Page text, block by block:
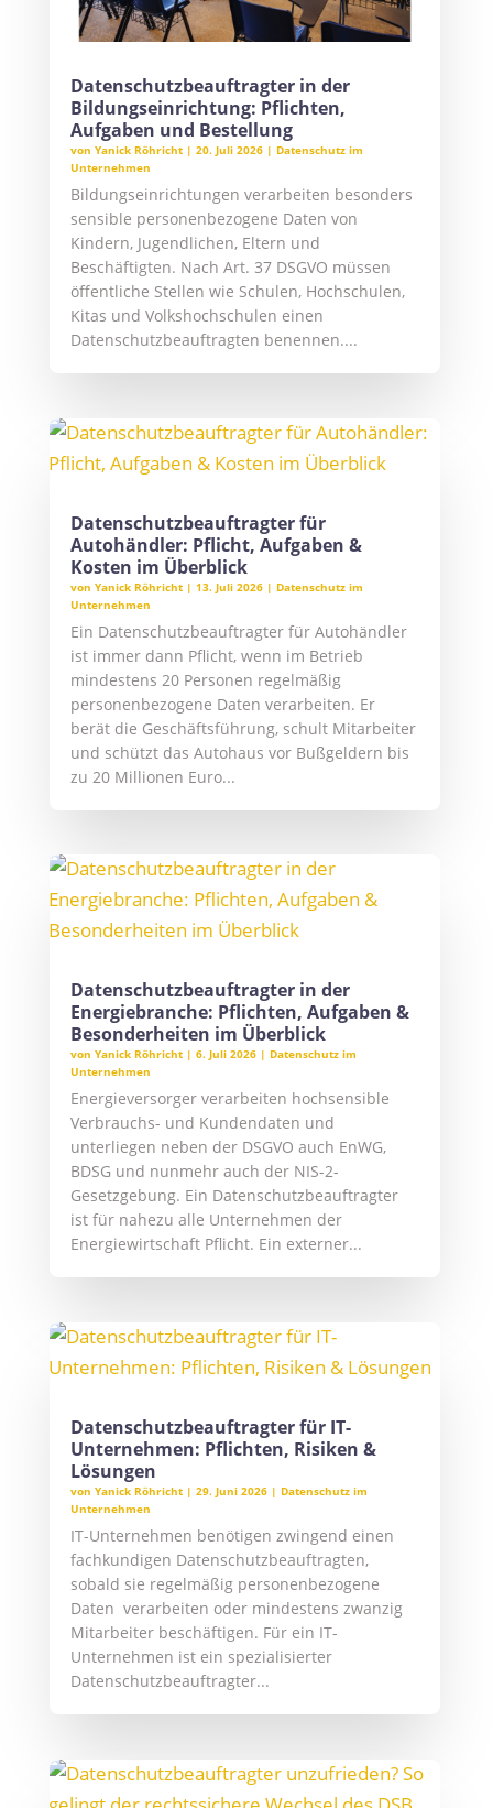
Datenschutzbeauftragter in der
Bildungseinrichtung: Pflichten,
Aufgaben und Bestellung
von Yanick Röhricht| 20. Juli 2026| Datenschutz im
Unternehmen
Bildungseinrichtungen verarbeiten besonders
sensible personenbezogene Daten von
Kindern, Jugendlichen, Eltern und
Beschäftigten. Nach Art. 37 DSGVO müssen
öffentliche Stellen wie Schulen, Hochschulen,
Kitas und Volkshochschulen einen
Datenschutzbeauftragten benennen....
Datenschutzbeauftragter für
Autohändler: Pflicht, Aufgaben &
Kosten im Überblick
von Yanick Röhricht| 13. Juli 2026| Datenschutz im
Unternehmen
Ein Datenschutzbeauftragter für Autohändler
ist immer dann Pflicht, wenn im Betrieb
mindestens 20 Personen regelmäßig
personenbezogene Daten verarbeiten. Er
berät die Geschäftsführung, schult Mitarbeiter
und schützt das Autohaus vor Bußgeldern bis
zu 20 Millionen Euro...
Datenschutzbeauftragter in der
Energiebranche: Pflichten, Aufgaben &
Besonderheiten im Überblick
von Yanick Röhricht| 6. Juli 2026| Datenschutz im
Unternehmen
Energieversorger verarbeiten hochsensible
Verbrauchs- und Kundendaten und
unterliegen neben der DSGVO auch EnWG,
BDSG und nunmehr auch der NIS-2-
Gesetzgebung. Ein Datenschutzbeauftragter
ist für nahezu alle Unternehmen der
Energiewirtschaft Pflicht. Ein externer...
Datenschutzbeauftragter für IT-
Unternehmen: Pflichten, Risiken &
Lösungen
von Yanick Röhricht| 29. Juni 2026| Datenschutz im
Unternehmen
IT-Unternehmen benötigen zwingend einen
fachkundigen Datenschutzbeauftragten,
sobald sie regelmäßig personenbezogene
Daten verarbeiten oder mindestens zwanzig
Mitarbeiter beschäftigen. Für ein IT-
Unternehmen ist ein spezialisierter
Datenschutzbeauftragter...